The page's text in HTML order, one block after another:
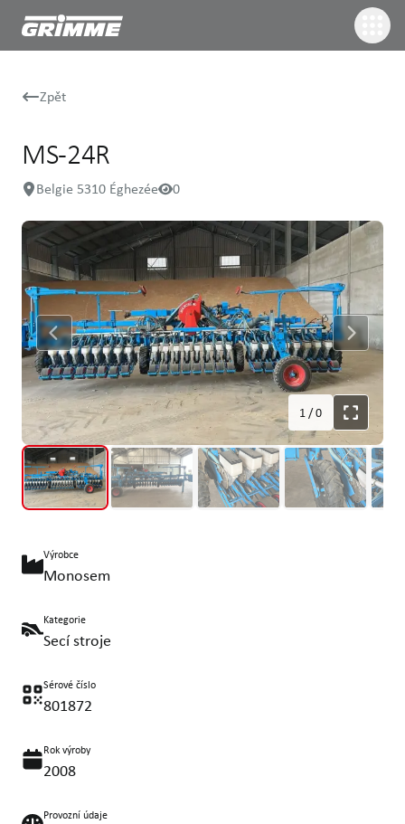
Zpět
MS-24R
Belgie 5310 Éghezée 0
1/0
Výrobce
Monosem
Kategorie
Secí stroje
Sérové číslo
801872
Rok výroby
2008
Provozní údaje